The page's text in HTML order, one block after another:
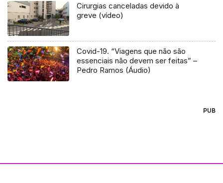
Cirurgias canceladas devido à
greve (vídeo)
Covid-19. “Viagens que não são
essenciais não devem ser feitas” –
Pedro Ramos (Áudio)
PUB